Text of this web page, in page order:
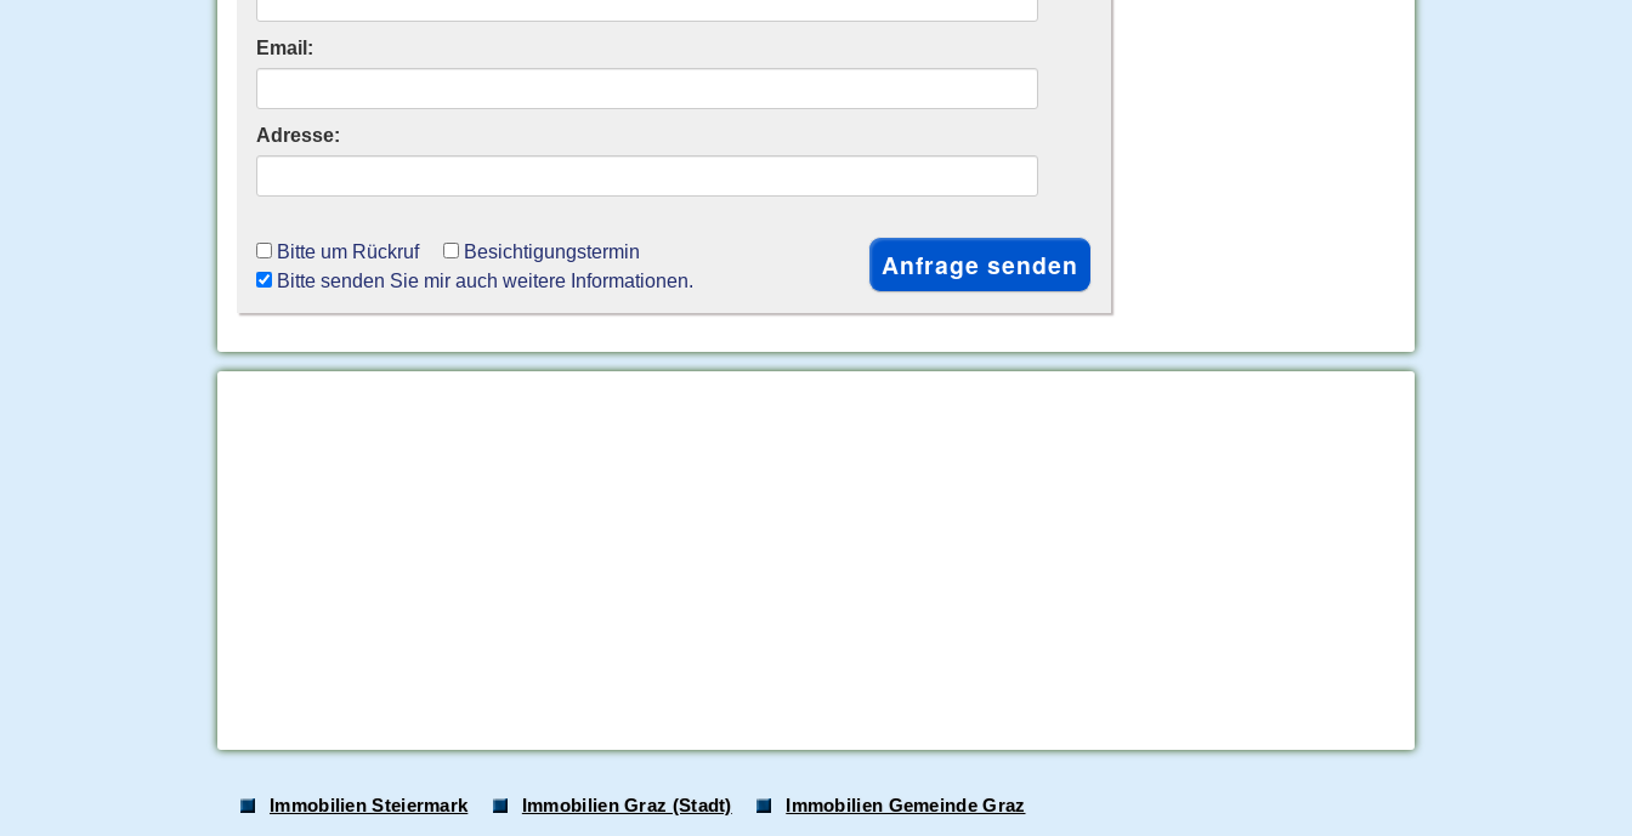
Email:
Adresse:
Bitte um Rückruf
Besichtigungstermin
Bitte senden Sie mir auch weitere Informationen.
Immobilien Steiermark Immobilien Graz (Stadt) Immobilien Gemeinde Graz